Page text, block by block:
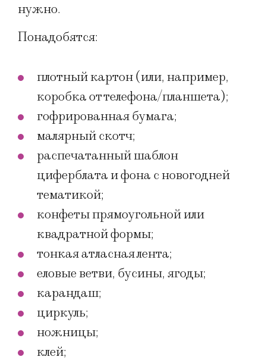
нужно.
Понадобятся:
плотный картон (или, например,
коробка от телефона/планшета);
гофрированная бумага;
малярный скотч;
распечатанный шаблон
циферблата и фона с новогодней
тематикой;
конфеты прямоугольной или
квадратной формы;
тонкая атласная лента;
еловые ветви, бусины, ягоды;
карандаш;
циркуль;
ножницы;
клей;